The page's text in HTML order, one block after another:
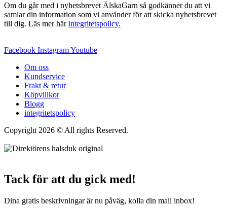
Om du går med i nyhetsbrevet ÄlskaGarn så godkänner du att vi
samlar din information som vi använder för att skicka nyhetsbrevet
till dig. Läs mer härintegritetspolicy.
Facebook InstagramYoutube
Om oss
Kundservice
Frakt & retur
Köpvillkor
Blogg
integritetspolicy
Copyright 2026 © All rights Reserved.
Tack för att du gick med!
Dina gratis beskrivningar är nu påväg, kolla din mail inbox!